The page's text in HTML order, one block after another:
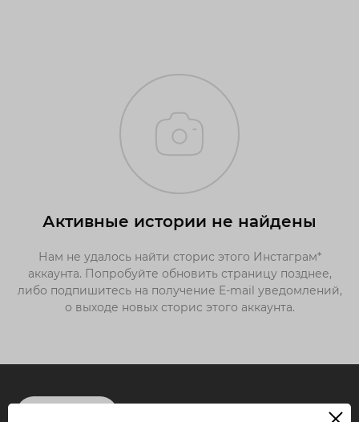
Активные истории не найдены
Нам не удалось найти сторис этого Инстаграм*
аккаунта. Попробуйте обновить страницу позднее,
либо подпишитесь на получение E-mail уведомлений,
о выходе новых сторис этого аккаунта.